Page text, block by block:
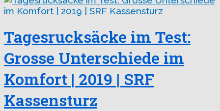
Tagesrucksäcke im Test:
Grosse Unterschiede im
Komfort | 2019 | SRF
Kassensturz